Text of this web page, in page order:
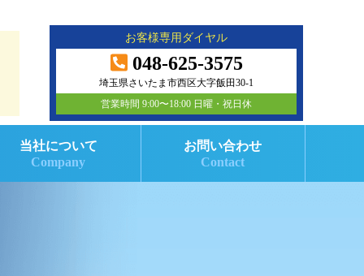
お客様専用ダイヤル
048-625-3575
埼玉県さいたま市西区大字飯田30-1
営業時間 9:00〜18:00 日曜・祝日休
当社について
Company
お問い合わせ
Contact